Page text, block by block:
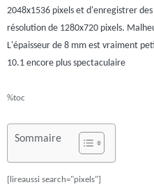
2048x1536 pixels et d'enregistrer
résolution de 1280x720 pixels.
L'épaisseur de 8 mm est vraiment
10.1 encore plus spectaculaire
%toc
Sommaire
[lireaussi search="pixels"]